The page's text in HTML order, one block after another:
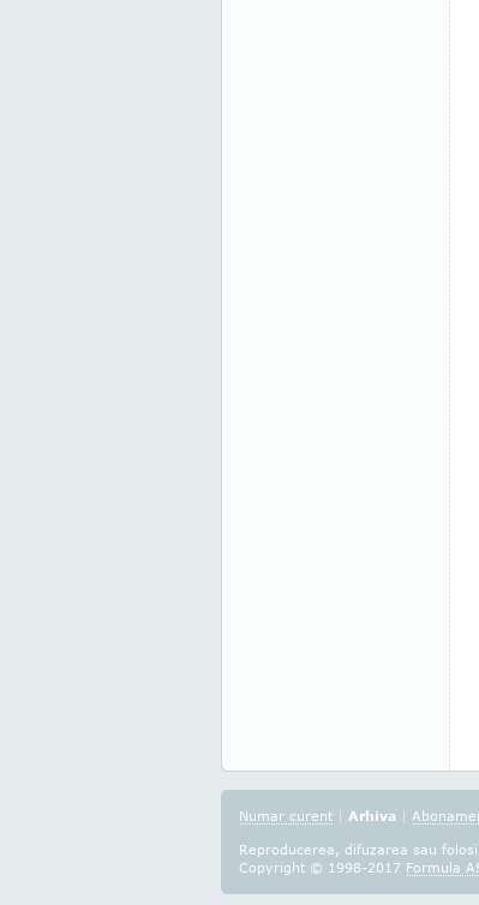
Numar curent | Arhiva |
Reproducerea, difuzarea sau
Copyright © 1998-2017 Formula